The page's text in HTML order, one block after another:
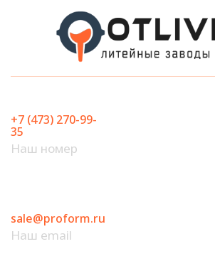
содержимому
+7 (473) 270-99-
35
Наш номер
sale@proform.ru
Наш email